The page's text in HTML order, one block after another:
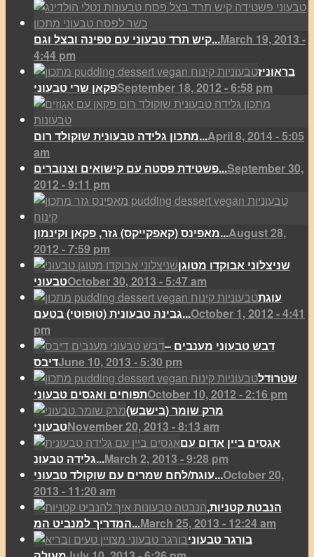
קיש תרד טבעוני עם טפינה ובצל וגם...March 19, 2013 -
4:44 pm
בראוניז
פקאן שרי טבעוניSeptember 18, 2012 - 6:58 pm
מתכון גלידה טבעונית שוקולד רום...April 8, 2014 - 5:05
am
פשטידת פסטה עם קישואים וצנוברים...September 30,
2012 - 9:11 pm
מאפינס (קאפקייקס) גזר, פקאן וקינמון...August 28,
2012 - 7:59 pm
שניצלוני אבוקדו מטוגן
טבעוניOctober 30, 2013 - 5:47 am
עוגת
גבינה טבעונית (טופוטי) בטעם...October 1, 2012 - 4:41
pm
דבש טבעוני מענבים –
דיבסJune 10, 2013 - 5:30 pm
שטרודל
תפוחים ואגסים טבעוניOctober 10, 2012 - 2:16 pm
מרק שומר (בישבש)
טבעוניNovember 20, 2013 - 8:13 am
אגסים ביין אדום עם
גלידה טבעונ...March 2, 2013 - 9:28 pm
עוגת/לחם שמרים עם שוקולד טבעוני...October 20,
2013 - 11:20 am
הנבטת קטניות,
המדריך למנביט המ...March 25, 2013 - 12:24 am
בורגר טבעוני